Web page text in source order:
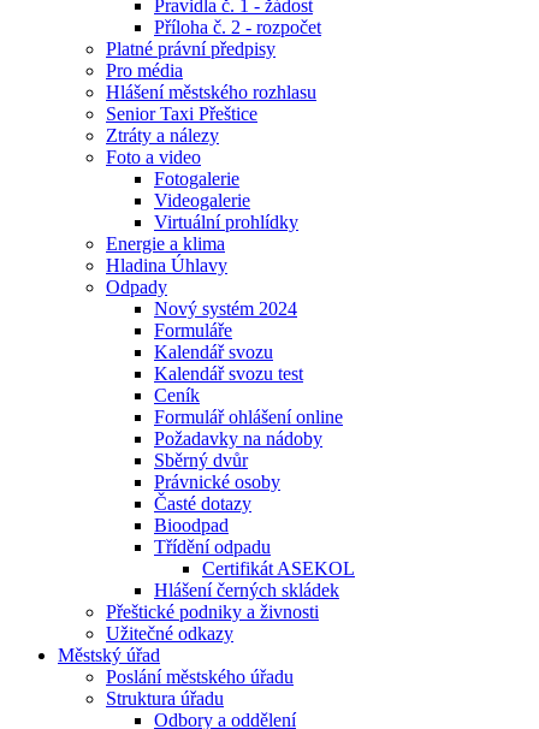
Pravidla č. 1 - žádost
Příloha č. 2 - rozpočet
Platné právní předpisy
Pro média
Hlášení městského rozhlasu
Senior Taxi Přeštice
Ztráty a nálezy
Foto a video
Fotogalerie
Videogalerie
Virtuální prohlídky
Energie a klima
Hladina Úhlavy
Odpady
Nový systém 2024
Formuláře
Kalendář svozu
Kalendář svozu test
Ceník
Formulář ohlášení online
Požadavky na nádoby
Sběrný dvůr
Právnické osoby
Časté dotazy
Bioodpad
Třídění odpadu
Certifikát ASEKOL
Hlášení černých skládek
Přeštické podniky a živnosti
Užitečné odkazy
Městský úřad
Poslání městského úřadu
Struktura úřadu
Odbory a oddělení